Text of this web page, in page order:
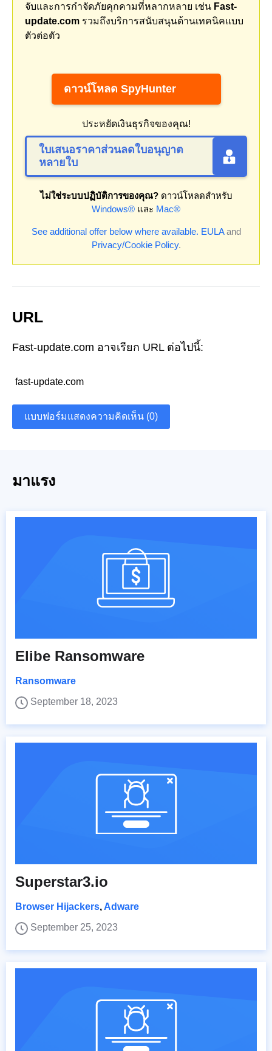
จับและการกำจัดภัยคุกคามที่หลากหลาย เช่น Fast-
update.com รวมถึงบริการสนับสนุนด้านเทคนิคแบบ
ตัวต่อตัว
ดาวน์โหลด SpyHunter
ประหยัดเงินธุรกิจของคุณ!
ใบเสนอราคาส่วนลดใบอนุญาต
หลายใบ
ไม่ใช่ระบบปฏิบัติการของคุณ?ดาวน์โหลดสำหรับ
Windows® และ Mac®
See additional offer below where available. EULAand
Privacy/Cookie Policy.
URL
Fast-update.com อาจเรียก URL ต่อไปนี้:
fast-update.com
แบบฟอร์มแสดงความคิดเห็น (0)
มาแรง
Elibe Ransomware
Ransomware
September 18, 2023
Superstar3.io
Browser Hijackers, Adware
September 25, 2023